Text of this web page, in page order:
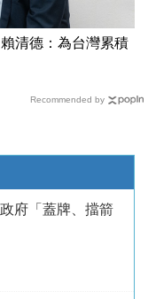
清德：為台灣累積
Recommended by
府「蓋牌、擋箭